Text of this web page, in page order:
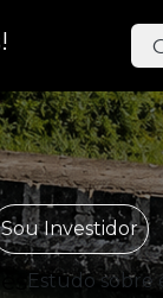
Sou Investidor
Estudo sobre